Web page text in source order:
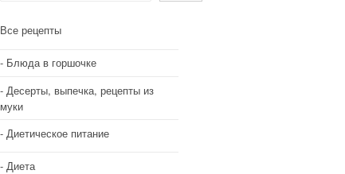
Все рецепты
Блюда в горшочке
Десерты, выпечка, рецепты из
муки
Диетическое питание
Диета